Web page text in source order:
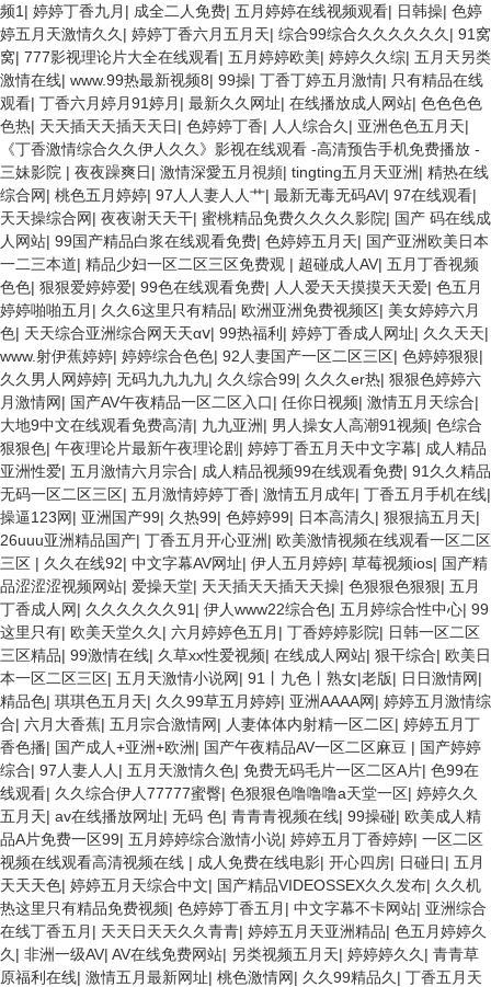
频1 | 婷婷丁香九月 | 成全二人免费| 五月婷婷在线视频观看| 日韩操| 色婷
婷五月天激情久久 | 婷婷丁香六月五月天| 综合99综合久久久久久久 | 91窝
窝| 777影视理论片大全在线观看| 五月婷婷欧美| 婷婷久久综| 五月天另类
激情在线| www.99热最新视频8| 99操| 丁香丁婷五月激情| 只有精品在线
观看| 丁香六月婷月91婷月 | 最新久久网址| 在线播放成人网站| 色色色色
色热| 天天插天天插天天日| 色婷婷丁香| 人人综合久 | 亚洲色色五月天|
《丁香激情综合久久伊人久久》影视在线观看 -高清预告手机免费播放 -
三妹影院 | 夜夜躁爽日| 激情深愛五月視頻| tingting五月天亚洲| 精热在线
综合网| 桃色五月婷婷| 97人人妻人人艹| 最新无毒无码AV| 97在线观看|
天天操综合网| 夜夜谢天天干| 蜜桃精品免费久久久久影院| 国产 码在线成
人网站| 99国产精品白浆在线观看免费| 色婷婷五月天| 国产亚洲欧美日本
一二三本道| 精品少妇一区二区三区免费观 | 超碰成人AV| 五月丁香视频
色色| 狠狠爱婷婷爱| 99色在线观看免费| 人人爱天天摸摸天天爱| 色五月
婷婷啪啪五月 | 久久6这里只有精品| 欧洲亚洲免费视频区| 美女婷婷六月
色| 天天综合亚洲综合网天天αⅴ| 99热福利 | 婷婷丁香成人网址| 久久天天|
www.射伊蕉婷婷| 婷婷综合色色| 92人妻国产一区二区三区| 色婷婷狠狠|
久久男人网婷婷| 无码九九九九| 久久综合99| 久久久er热| 狠狠色婷婷六
月激情网| 国产AV午夜精品一区二区入口| 任你日视频| 激情五月天综合|
大地9中文在线观看免费高清| 九九亚洲| 男人操女人高潮91视频| 色综合
狠狠色| 午夜理论片最新午夜理论剧 | 婷婷丁香五月天中文字幕| 成人精品
亚洲性爱| 五月激情六月宗合| 成人精品视频99在线观看免费| 91久久精品
无码一区二区三区| 五月激情婷婷丁香| 激情五月成年| 丁香五月手机在线|
操逼123网| 亚洲国产99| 久热99| 色婷婷99| 日本高清久 | 狠狠搞五月天|
26uuu亚洲精品国产| 丁香五月开心亚洲| 欧美激情视频在线观看一区二区
三区 | 久久在线92| 中文字幕AV网址| 伊人五月婷婷| 草莓视频ios| 国产精
品涩涩涩视频网站| 爱操天堂| 天天插天天插天天操| 色狠狠色狠狠| 五月
丁香成人网| 久久久久久久91 | 伊人www22综合色| 五月婷综合性中心| 99
这里只有| 欧美天堂久久 | 六月婷婷色五月 | 丁香婷婷影院| 日韩一区二区
三区精品| 99激情在线| 久草xx性爱视频| 在线成人网站| 狠干综合| 欧美日
本一区二区三区| 五月天激情小说网| 91丨九色丨熟女|老版| 日日激情网|
精品色| 琪琪色五月天| 久久99草五月婷婷| 亚洲AAAA网| 婷婷五月激情综
合| 六月大香蕉| 五月宗合激情网| 人妻体体内射精一区二区| 婷婷五月丁
香色播| 国产成人+亚洲+欧洲| 国产午夜精品AV一区二区麻豆 | 国产婷婷
综合| 97人妻人人 | 五月天激情久色| 免费无码毛片一区二区A片| 色99在
线观看| 久久综合伊人77777蜜臀| 色狠狠色噜噜噜a天堂一区| 婷婷久久
五月天| av在线播放网址| 无码 色| 青青青视频在线| 99操碰| 欧美成人精
品A片免费一区99| 五月婷婷综合激情小说| 婷婷五月丁香婷婷| 一区二区
视频在线观看高清视频在线 | 成人免费在线电影| 开心四房| 日碰日| 五月
天天天色| 婷婷五月天综合中文| 国产精品VIDEOSSEX久久发布| 久久机
热这里只有精品免费视频| 色婷婷丁香五月 | 中文字幕不卡网站| 亚洲综合
在线丁香五月 | 天天日天天久久青青| 婷婷五月天亚洲精品| 色五月婷婷久
久 | 非洲一级AV| AV在线免费网站| 另类视频五月天| 婷婷婷久久 | 青青草
原福利在线| 激情五月最新网址| 桃色激情网| 久久99精品久 | 丁香五月天